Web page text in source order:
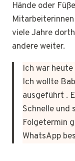
Hände oder
viele Jahre
andere weiter.
Ich war
Ich wollte
ausgeführt .
Schnelle und
Folgetermin
WhatsApp